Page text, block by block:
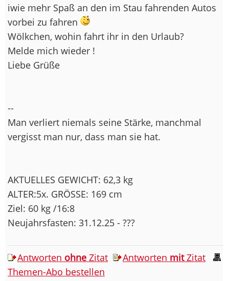
iwie mehr Spaß an den im Stau fahrenden Autos
vorbei zu fahren
Wölkchen, wohin fahrt ihr in den Urlaub?
Melde mich wieder !
Liebe Grüße
--
Man verliert niemals seine Stärke, manchmal
vergisst man nur, dass man sie hat.
AKTUELLES GEWICHT: 62,3 kg
ALTER:5x. GRÖSSE: 169 cm
Ziel: 60 kg /16:8
Neujahrsfasten: 31.12.25 - ???
Antworten ohne Zitat Antworten mitZitat
Themen-Abo bestellen